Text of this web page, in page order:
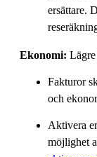
ersättare.
Ekonomi:
Fakturor
och
Aktivera
möjlighet